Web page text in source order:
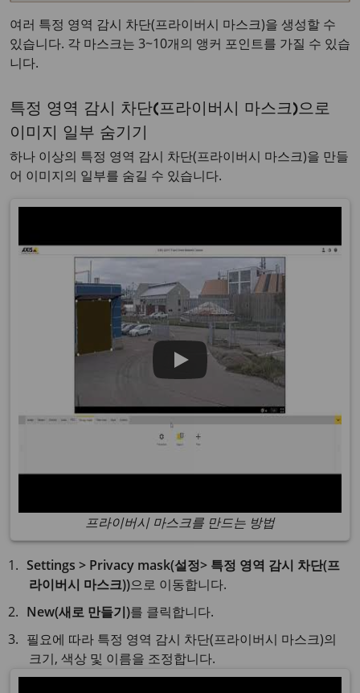
여러 특정 영역 감시 차단(프라이버시 마스크)을 생성할 수
있습니다. 각 마스크는 3~10개의 앵커 포인트를 가질 수 있습
니다.
특정 영역 감시 차단(프라이버시 마스크)으로
이미지 일부 숨기기
하나 이상의 특정 영역 감시 차단(프라이버시 마스크)을 만들
어 이미지의 일부를 숨길 수 있습니다.
프라이버시 마스크를 만드는 방법
Settings > Privacy mask(설정> 특정 영역 감시 차단(프
라이버시 마스크))으로 이동합니다.
New(새로 만들기)를 클릭합니다.
필요에 따라 특정 영역 감시 차단(프라이버시 마스크)의
크기, 색상 및 이름을 조정합니다.